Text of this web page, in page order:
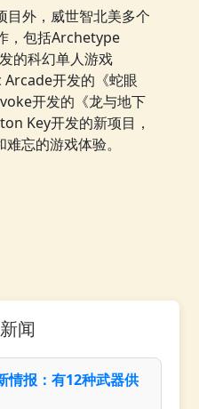
外，威世智北美多个
，包括Archetype
的科幻单人游戏
Arcade开发的《蛇眼
开发的《龙与地下
Key开发的新项目，
忘的游戏体验。
闻
情报：有12种武器供